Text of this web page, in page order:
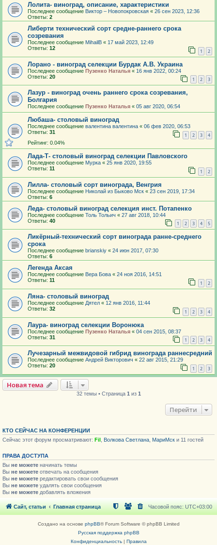
Лолита- виноград, описание, характеристики
Последнее сообщение Виктор – Новопокровская « 26 сен 2023, 12:36
Ответы: 2
Либерти технический сорт средне-раннего срока
созревания
Последнее сообщение MihailB « 17 май 2023, 12:49
Ответы: 12 1 2
Лорано - виноград селекции Бурдак А.В. Украина
Последнее сообщение Пузенко Наталья « 16 янв 2022, 00:24
Ответы: 20 1 2 3
Лазур - виноград очень раннего срока созревания,
Болгария
Последнее сообщение Пузенко Наталья « 05 авг 2020, 06:54
Любаша- столовый виноград
Последнее сообщение валентина валентина « 06 фев 2020, 06:53
Ответы: 31 1 2 3 4
Рейтинг: 0.04%
Лада-Т- столовый виноград селекции Павловского
Последнее сообщение Мурка « 25 янв 2020, 19:55
Ответы: 11 1 2
Лилла- столовый сорт винограда, Венгрия
Последнее сообщение Николай из Быково Мск « 23 сен 2019, 17:34
Ответы: 6
Леда- столовый виноград селекция инст. Потапенко
Последнее сообщение Толь Тольич « 27 авг 2018, 10:44
Ответы: 40 1 2 3 4 5
Ликёрный-технический сорт винограда ранне-среднего
срока
Последнее сообщение brianskiy « 24 июн 2017, 07:30
Ответы: 6
Легенда Аксая
Последнее сообщение Вера Бова « 24 ноя 2016, 14:51
Ответы: 11 1 2
Ляна- столовый виноград
Последнее сообщение Дятел « 12 янв 2016, 11:44
Ответы: 32 1 2 3 4
Лаура- виноград селекции Воронюка
Последнее сообщение Пузенко Наталья « 04 сен 2015, 08:37
Ответы: 31 1 2 3 4
Лучезарный межвидовой гибрид винограда раннесредний
Последнее сообщение Андрей Викторович « 22 авг 2015, 21:29
Ответы: 20 1 2 3
Новая тема
32 темы • Страница 1 из 1
Перейти
КТО СЕЙЧАС НА КОНФЕРЕНЦИИ
Сейчас этот форум просматривают: Fil Волкова Светлана МариМск и 11 гостей
ПРАВА ДОСТУПА
Вы не можете начинать темы
Вы не можете отвечать на сообщения
Вы не можете редактировать свои сообщения
Вы не можете удалять свои сообщения
Вы не можете добавлять вложения
Сайт, статьи Главная страница Часовой пояс: UTC+03:00
Создано на основе phpBB® Forum Software © phpBB Limited
Русская поддержка phpBB
Конфиденциальность| Правила